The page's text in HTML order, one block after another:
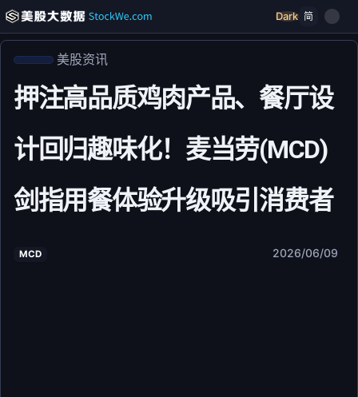
Dark 简
美股资讯
押注高品质鸡肉产品、餐厅设
计回归趣味化！麦当劳(MCD)
剑指用餐体验升级吸引消费者
MCD 2026/06/09